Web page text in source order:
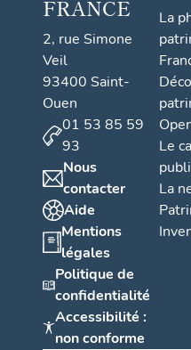
FRANCE
2, rue Simone
Veil
93400 Saint-
Ouen
01 53 85 59
93
Nous
contacter
Aide
Mentions
légales
Politique de
confidentialité
Accessibilité :
non conforme
La
Le
La